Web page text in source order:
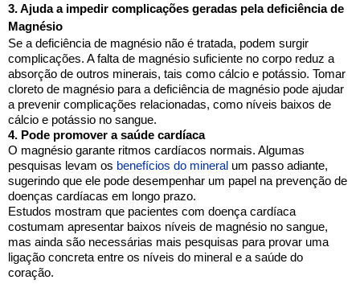
3. Ajuda a impedir complicações geradas pela deficiência de
Magnésio
Se a deficiência de magnésio não é tratada, podem surgir
complicações. A falta de magnésio suficiente no corpo reduz a
absorção de outros minerais, tais como cálcio e potássio. Tomar
cloreto de magnésio para a deficiência de magnésio pode ajudar
a prevenir complicações relacionadas, como níveis baixos de
cálcio e potássio no sangue.
4. Pode promover a saúde cardíaca
O magnésio garante ritmos cardíacos normais. Algumas
pesquisas levam os benefícios do mineral um passo adiante,
sugerindo que ele pode desempenhar um papel na prevenção de
doenças cardíacas em longo prazo.
Estudos mostram que pacientes com doença cardíaca
costumam apresentar baixos níveis de magnésio no sangue,
mas ainda são necessárias mais pesquisas para provar uma
ligação concreta entre os níveis do mineral e a saúde do
coração.